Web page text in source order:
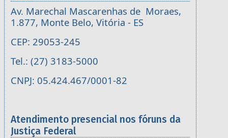
Av. Marechal Mascarenhas de Moraes,
1.877, Monte Belo, Vitória - ES
CEP: 29053-245
Tel.: (27) 3183-5000
CNPJ: 05.424.467/0001-82
Atendimento presencial nos fóruns da
Justiça Federal